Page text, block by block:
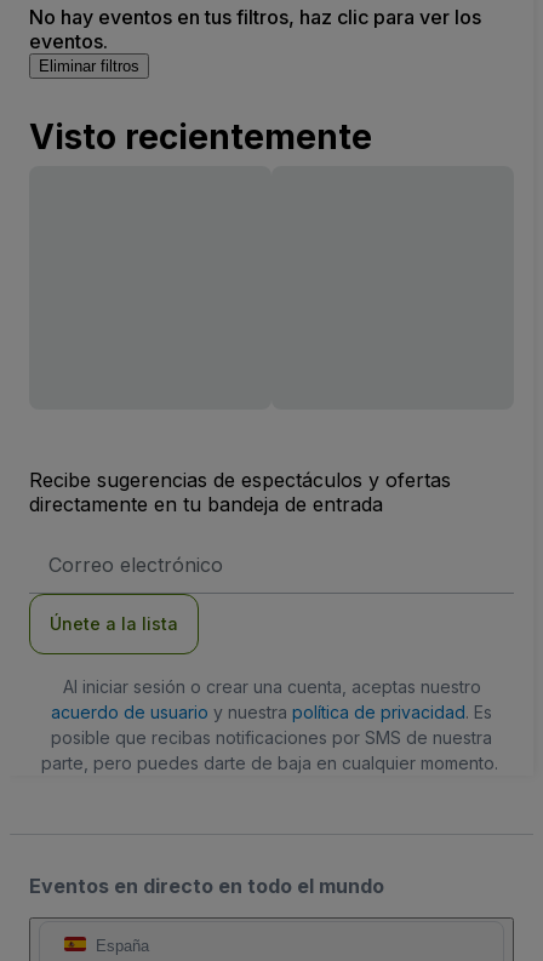
No hay eventos en tus filtros, haz clic para ver los
eventos.
Eliminar filtros
Visto recientemente
Recibe sugerencias de espectáculos y ofertas
directamente en tu bandeja de entrada
de
Únete a la lista
Al iniciar sesión o crear una cuenta, aceptas nuestro
acuerdo de usuario y nuestra política de privacidad. Es
posible que recibas notificaciones por SMS de nuestra
parte, pero puedes darte de baja en cualquier momento.
Eventos en directo en todo el mundo
España